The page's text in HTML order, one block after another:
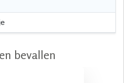
bevallen